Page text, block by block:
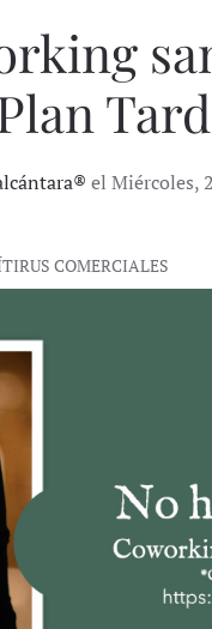
el Miércoles,
COMERCIALES